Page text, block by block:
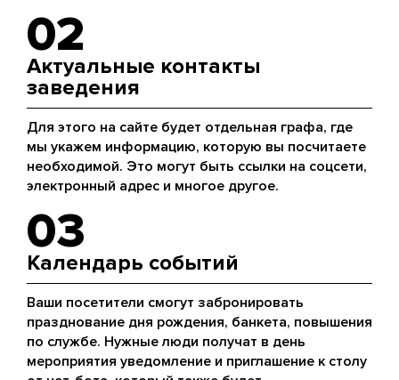
02
Актуальные контакты
заведения
Для этого на сайте будет отдельная графа, где
мы укажем информацию, которую вы посчитаете
необходимой. Это могут быть ссылки на соцсети,
электронный адрес и многое другое.
03
Календарь событий
Ваши посетители смогут забронировать
празднование дня рождения, банкета, повышения
по службе. Нужные люди получат в день
мероприятия уведомление и приглашение к столу